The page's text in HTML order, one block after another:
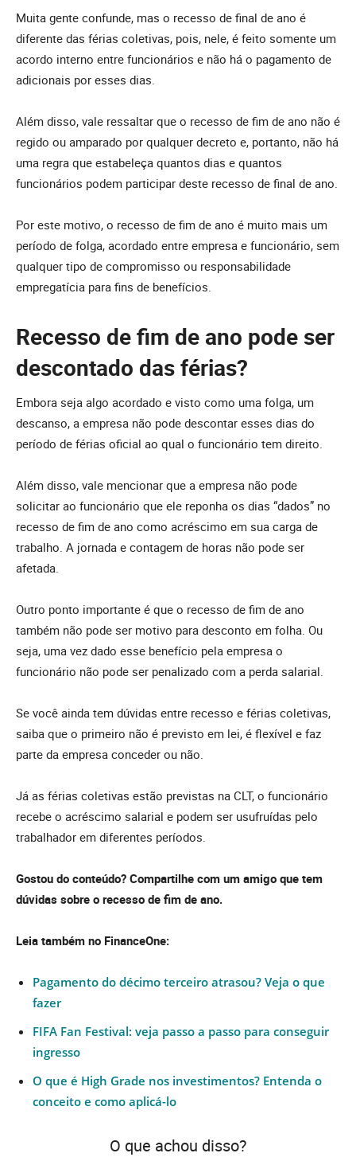
Muita gente confunde, mas o recesso de final de ano é
diferente das férias coletivas, pois, nele, é feito somente um
acordo interno entre funcionários e não há o pagamento de
adicionais por esses dias.
Além disso, vale ressaltar que o recesso de fim de ano não é
regido ou amparado por qualquer decreto e, portanto, não há
uma regra que estabeleça quantos dias e quantos
funcionários podem participar deste recesso de final de ano.
Por este motivo, o recesso de fim de ano é muito mais um
período de folga, acordado entre empresa e funcionário, sem
qualquer tipo de compromisso ou responsabilidade
empregatícia para fins de benefícios.
Recesso de fim de ano pode ser
descontado das férias?
Embora seja algo acordado e visto como uma folga, um
descanso, a empresa não pode descontar esses dias do
período de férias oficial ao qual o funcionário tem direito.
Além disso, vale mencionar que a empresa não pode
solicitar ao funcionário que ele reponha os dias “dados” no
recesso de fim de ano como acréscimo em sua carga de
trabalho. A jornada e contagem de horas não pode ser
afetada.
Outro ponto importante é que o recesso de fim de ano
também não pode ser motivo para desconto em folha. Ou
seja, uma vez dado esse benefício pela empresa o
funcionário não pode ser penalizado com a perda salarial.
Se você ainda tem dúvidas entre recesso e férias coletivas,
saiba que o primeiro não é previsto em lei, é flexível e faz
parte da empresa conceder ou não.
Já as férias coletivas estão previstas na CLT, o funcionário
recebe o acréscimo salarial e podem ser usufruídas pelo
trabalhador em diferentes períodos.
Gostou do conteúdo? Compartilhe com um amigo que tem
dúvidas sobre o recesso de fim de ano.
Leia também no FinanceOne:
Pagamento do décimo terceiro atrasou? Veja o que
fazer
FIFA Fan Festival: veja passo a passo para conseguir
ingresso
O que é High Grade nos investimentos? Entenda o
conceito e como aplicá-lo
O que achou disso?